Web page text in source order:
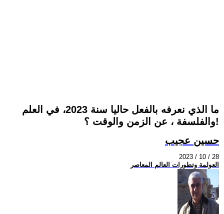
ما الذي نعرفه بالفعل حاليا سنة 2023، في العلم
والفلسفة ، عن الزمن والوقت ؟!
حسين عجيب
2023 / 10 / 28
العولمة وتطورات العالم المعاصر